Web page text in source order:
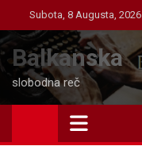
to
content
Subota, 8 Augusta, 2026
Balkanska
slobodna reč